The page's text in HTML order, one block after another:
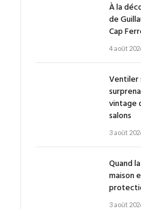
À la
de
Cap
4 août
Ventiler
vintage
salons
3 août
Quand
maison
3 août